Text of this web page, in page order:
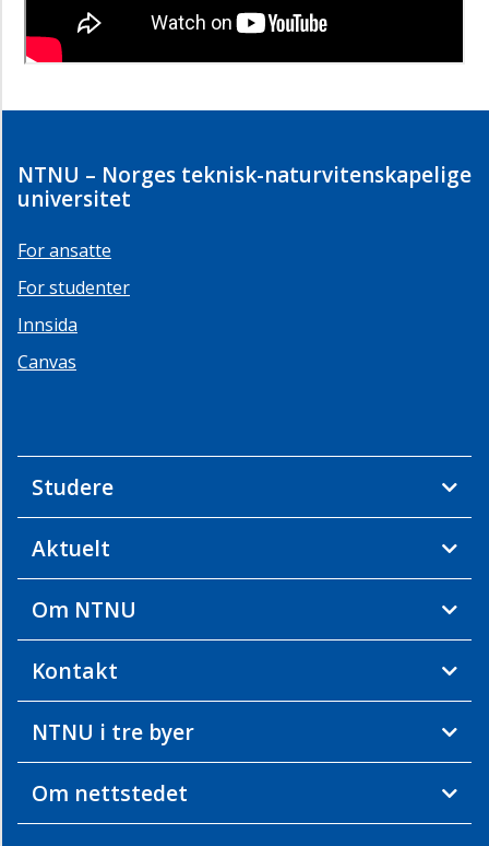
NTNU – Norges teknisk-naturvitenskapelige
universitet
For ansatte
For studenter
Innsida
Canvas
Studere
Aktuelt
Om NTNU
Kontakt
NTNU i tre byer
Om nettstedet